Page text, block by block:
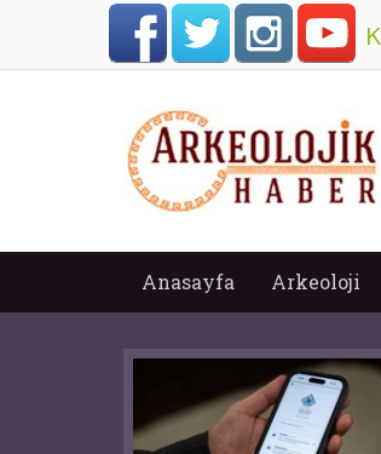
Anasayfa Arkeoloji